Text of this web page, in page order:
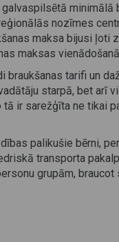
minimālā
nozīmes
maksa bijusi ļoti
maksas
tarifi un
starpā, bet arī
ir sarežģīta ne tikai
palikušie bērni,
transporta
grupām,